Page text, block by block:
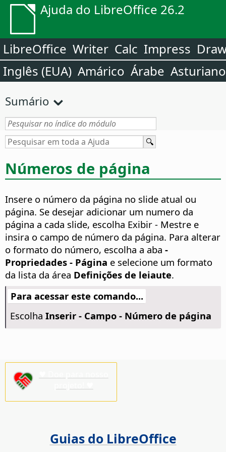
Ajuda do LibreOffice 26.2
LibreOffice Writer Calc Impress
Inglês (EUA) Amárico Árabe Asturiano
Sumário
Números de página
Insere o número da página no slide atual ou
página. Se desejar adicionar um numero da
página a cada slide, escolha Exibir - Mestre e
insira o campo de número da página. Para alterar
o formato do número, escolha a aba -
Propriedades - Página e selecione um formato
da lista da área Definições de leiaute.
Para acessar este comando...
Escolha Inserir - Campo - Número de página
Guias do LibreOffice